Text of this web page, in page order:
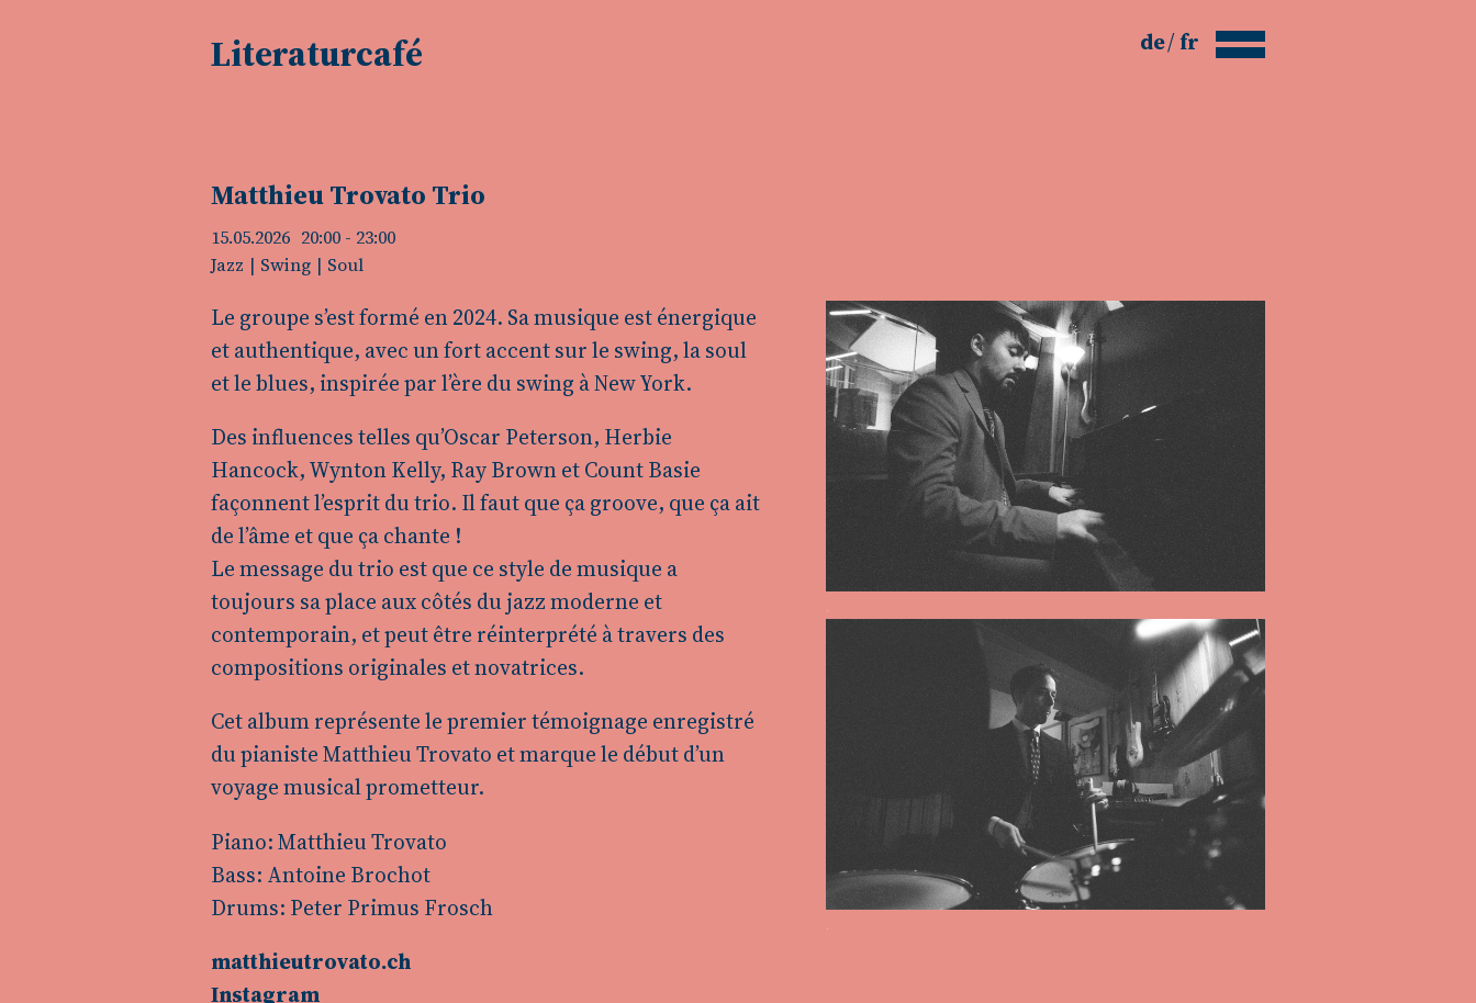
Literaturcafé de fr
Matthieu Trovato Trio
15.05.2026 20:00 - 23:00
Jazz
Swing Soul
Le groupe s’est formé en 2024. Sa musique est énergique
et authentique, avec un fort accent sur le swing, la soul
et le blues, inspirée par l’ère du swing à New York.
Des influences telles qu’Oscar Peterson, Herbie
Hancock, Wynton Kelly, Ray Brown et Count Basie
façonnent l’esprit du trio. Il faut que ça groove, que ça ait
de l’âme et que ça chante !
Le message du trio est que ce style de musique a
toujours sa place aux côtés du jazz moderne et
contemporain, et peut être réinterprété à travers des
compositions originales et novatrices.
Cet album représente le premier témoignage enregistré
du pianiste Matthieu Trovato et marque le début d’un
voyage musical prometteur.
Piano: Matthieu Trovato
Bass: Antoine Brochot
Drums: Peter Primus Frosch
matthieutrovato.ch
Instagram